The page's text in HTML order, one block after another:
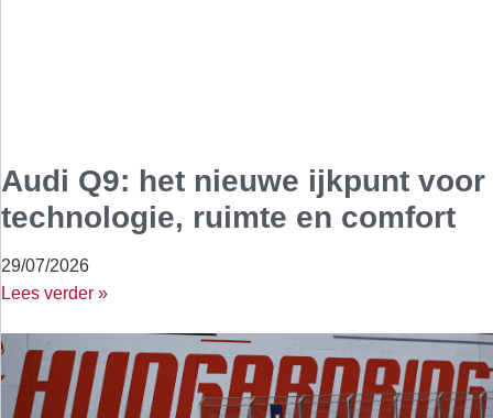
Audi Q9: het nieuwe ijkpunt voor
technologie, ruimte en comfort
29/07/2026
Lees verder »